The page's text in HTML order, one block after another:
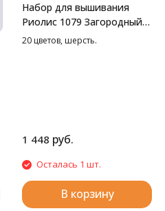
Набор для вышивания
Риолис 1079 Загородный
пейзаж. Осень, 38*26 см
20 цветов, шерсть.
1 448 руб.
Осталась 1 шт.
В корзину